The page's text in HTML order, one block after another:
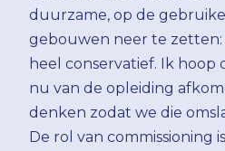
duurzame, op de
gebouwen neer te zetten:
heel conservatief. Ik hoop
nu van de opleiding
denken zodat we die
De rol van commissioning